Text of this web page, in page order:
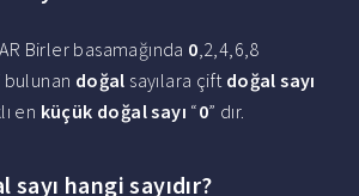
Birler basamağında 0,2,4,6,8
bulunan doğal sayılara çift doğal sayı
en küçük doğal sayı “0” dır.
sayı hangi sayıdır?